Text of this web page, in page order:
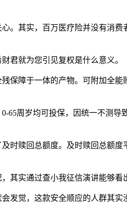
其实，百万医疗险并没有消费
就为您引见复权是什么意义。
障于一体的产物。可附加全能
周岁均可投保，因统一不测导
赎回总额度。及时赎回总额度
实通过查小我征信演讲能够看
觉，这款安全顺应的人群其实